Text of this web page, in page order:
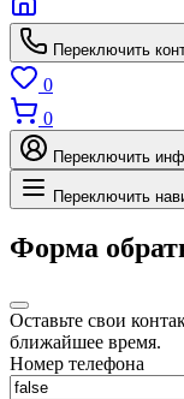
Переключить
0
0
Переключить
Переключить
Форма
Оставьте свои
ближайшее время.
Номер телефона